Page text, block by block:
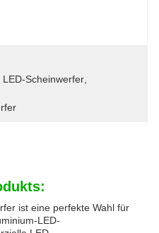
Scheinwerfer
ist eine perfekte Wahl für
LED-